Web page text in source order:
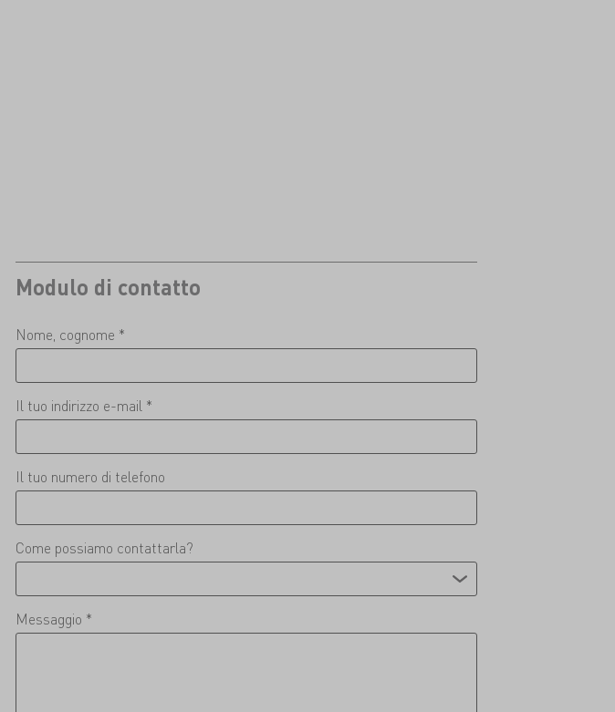
Modulo di contatto
Nome, cognome *
Il tuo indirizzo e-mail *
Il tuo numero di telefono
Come possiamo contattarla?
Messaggio *